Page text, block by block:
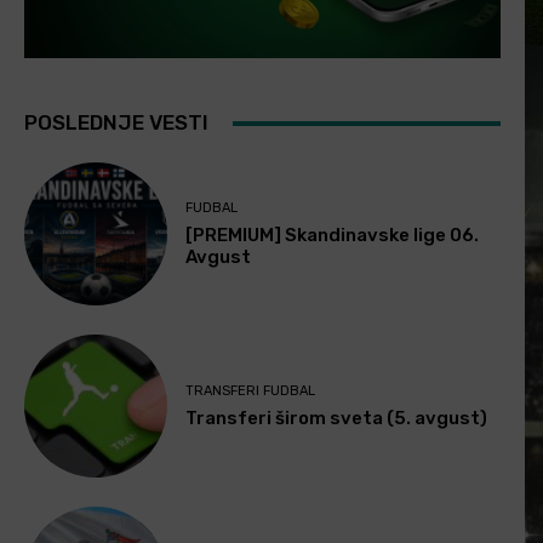
POSLEDNJE VESTI
FUDBAL
[PREMIUM] Skandinavske lige 06.
Avgust
TRANSFERI FUDBAL
Transferi širom sveta (5. avgust)